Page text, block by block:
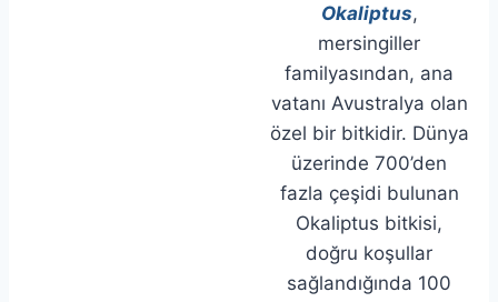
Okaliptus,
mersingiller
familyasından, ana
vatanı Avustralya olan
özel bir bitkidir. Dünya
üzerinde 700’den
fazla çeşidi bulunan
Okaliptus bitkisi,
doğru koşullar
sağlandığında 100